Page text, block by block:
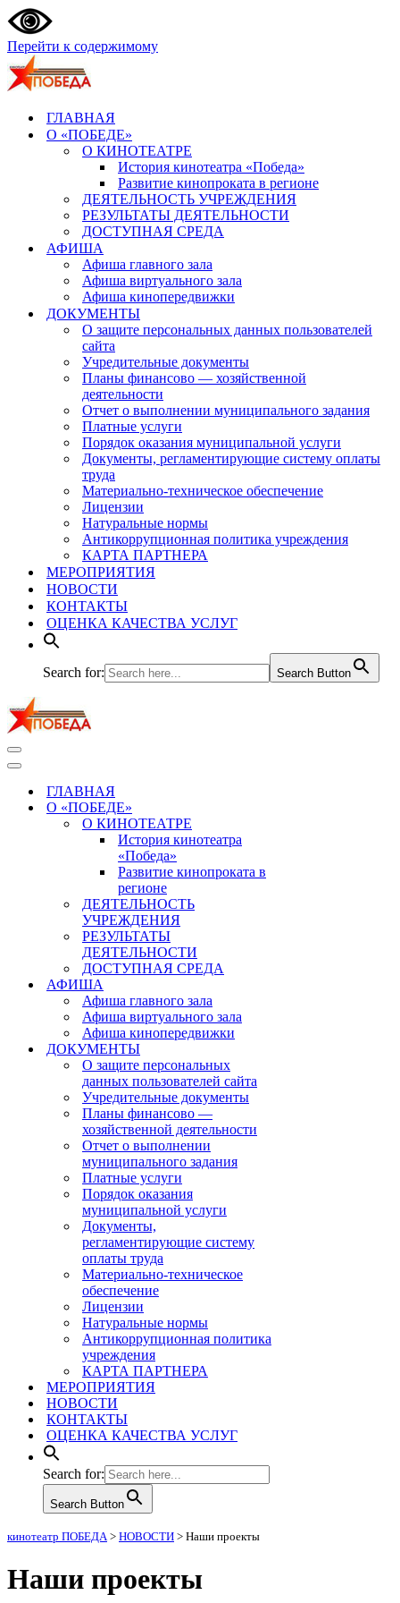
Перейти к содержимому
ГЛАВНАЯ
О «ПОБЕДЕ»
О КИНОТЕАТРЕ
История кинотеатра «Победа»
Развитие кинопроката в регионе
ДЕЯТЕЛЬНОСТЬ УЧРЕЖДЕНИЯ
РЕЗУЛЬТАТЫ ДЕЯТЕЛЬНОСТИ
ДОСТУПНАЯ СРЕДА
АФИША
Афиша главного зала
Афиша виртуального зала
Афиша кинопередвижки
ДОКУМЕНТЫ
О защите персональных данных пользователей
сайта
Учредительные документы
Планы финансово — хозяйственной
деятельности
Отчет о выполнении муниципального задания
Платные услуги
Порядок оказания муниципальной услуги
Документы, регламентирующие систему оплаты
труда
Материально-техническое обеспечение
Лицензии
Натуральные нормы
Антикоррупционная политика учреждения
КАРТА ПАРТНЕРА
МЕРОПРИЯТИЯ
НОВОСТИ
КОНТАКТЫ
ОЦЕНКА КАЧЕСТВА УСЛУГ
Search for: Search Button
Меню
навигации
Меню
навигацииГЛАВНАЯ
О «ПОБЕДЕ»
О КИНОТЕАТРЕ
История кинотеатра
«Победа»
Развитие кинопроката в
регионе
ДЕЯТЕЛЬНОСТЬ
УЧРЕЖДЕНИЯ
РЕЗУЛЬТАТЫ
ДЕЯТЕЛЬНОСТИ
ДОСТУПНАЯ СРЕДА
АФИША
Афиша главного зала
Афиша виртуального зала
Афиша кинопередвижки
ДОКУМЕНТЫ
О защите персональных
данных пользователей сайта
Учредительные документы
Планы финансово —
хозяйственной деятельности
Отчет о выполнении
муниципального задания
Платные услуги
Порядок оказания
муниципальной услуги
Документы,
регламентирующие систему
оплаты труда
Материально-техническое
обеспечение
Лицензии
Натуральные нормы
Антикоррупционная политика
учреждения
КАРТА ПАРТНЕРА
МЕРОПРИЯТИЯ
НОВОСТИ
КОНТАКТЫ
ОЦЕНКА КАЧЕСТВА УСЛУГ
Search for:
Search Button
кинотеатр ПОБЕДА> НОВОСТИ > Наши проекты
Наши проекты